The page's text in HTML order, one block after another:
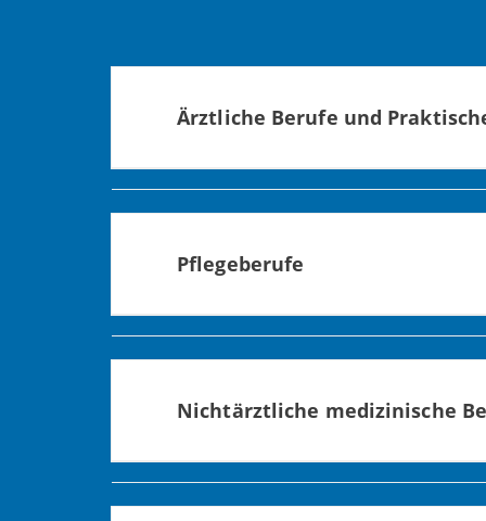
Ärztliche Berufe und
MedizinerInnen in rund 20
Pflegeberufe
für unser Klinikum und das Zentrum
Nichtärztliche medizinische
ein wichtiges Rückgrat der